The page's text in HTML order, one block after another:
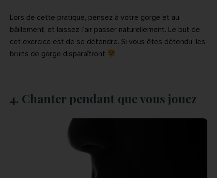
Lors de cette pratique, pensez à votre gorge et au
bâillement, et laissez l’air passer naturellement. Le but de
cet exercice est de se détendre. Si vous êtes détendu, les
bruits de gorge disparaîtront
4. Chanter pendant que vous jouez